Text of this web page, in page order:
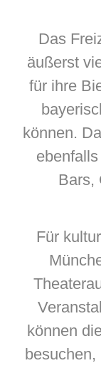
Das
äußerst
für ihre
können.
Bars,
Für
können